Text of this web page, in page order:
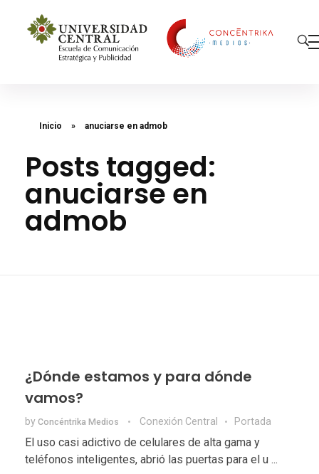
Inicio » anuciarse en admob
Posts tagged:
anuciarse en
admob
¿Dónde estamos y para dónde
vamos?
by Concéntrika Medios Conexión Central Portada
El uso casi adictivo de celulares de alta gama y
teléfonos inteligentes, abrió las puertas para el u ...